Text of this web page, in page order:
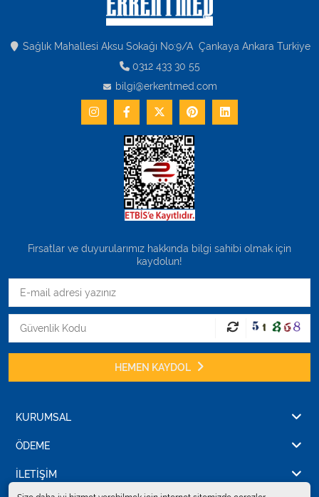
Sağlık Mahallesi Aksu Sokağı No:9/A Çankaya Ankara Turkiye
0312 433 30 55
bilgi@erkentmed.com
Fırsatlar ve duyurularımız hakkında bilgi sahibi olmak için
kaydolun!
HEMEN KAYDOL
KURUMSAL
ÖDEME
İLETİŞİM